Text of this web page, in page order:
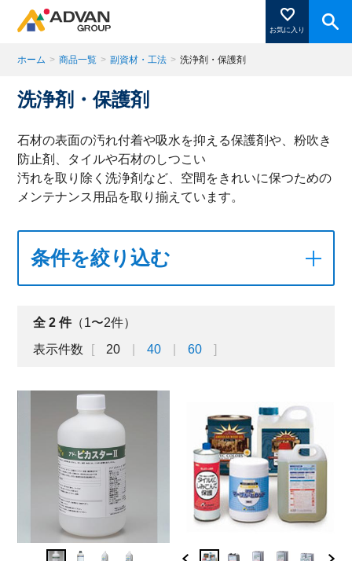
お気に入り
商品ページにある「お気に入り登録」を押すと登録した
閉じる
ホーム > 商品一覧 > 副資材・工法 > 洗浄剤・保護剤
洗浄剤・保護剤
石材の表面の汚れ付着や吸水を抑える保護剤や、粉吹き
防止剤、タイルや石材のしつこい
汚れを取り除く洗浄剤など、空間をきれいに保つための
メンテナンス用品を取り揃えています。
条件を絞り込む
全2 件（1〜2件）
表示件数
20 40 60